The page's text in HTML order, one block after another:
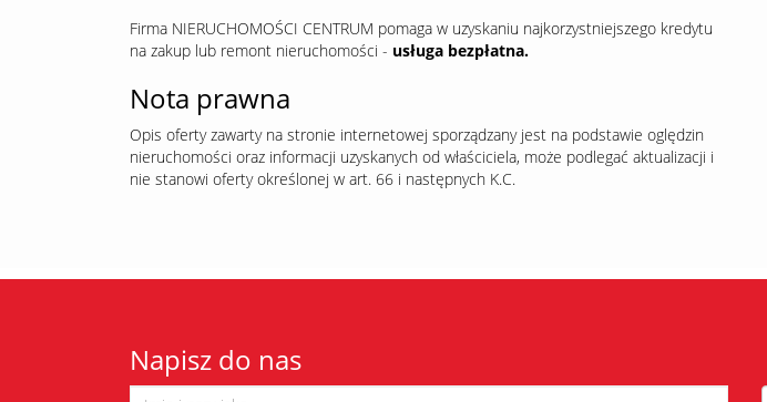
Firma NIERUCHOMOŚCI CENTRUM pomaga w uzyskaniu najkorzystniejszego kredytu
na zakup lub remont nieruchomości - usługa bezpłatna.
Nota prawna
Opis oferty zawarty na stronie internetowej sporządzany jest na podstawie oględzin
nieruchomości oraz informacji uzyskanych od właściciela, może podlegać aktualizacji i
nie stanowi oferty określonej w art. 66 i następnych K.C.
Napisz do nas